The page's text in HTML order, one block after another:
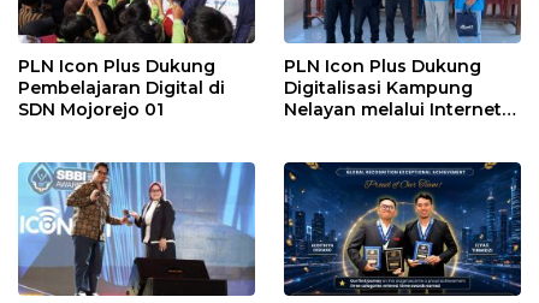
PLN Icon Plus Dukung
Pembelajaran Digital di
SDN Mojorejo 01
PLN Icon Plus Dukung
Digitalisasi Kampung
Nelayan melalui Internet